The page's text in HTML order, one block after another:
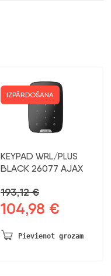
IZPĀRDOŠANA
KEYPAD WRL/PLUS
BLACK 26077 AJAX
193,12€
Sākotnējā
bija:
104,98 €
ir:
Pievienot grozam